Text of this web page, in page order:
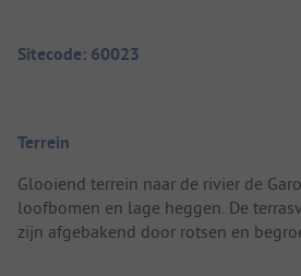
Sitecode: 60023
Terrein
Glooiend terrein naar de rivier de
loofbomen en lage heggen. De
zijn afgebakend door rotsen en